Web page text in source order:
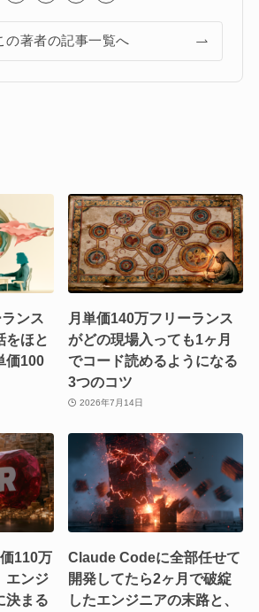
の著者の記事一覧へ
ンス
をほと
価100
月単価140万フリーランス
がどの現場入っても1ヶ月
でコード読めるようになる
3つのコツ
2026年7月14日
110万
エンジ
決まる
Claude Codeに全部任せて
開発してたら2ヶ月で破綻
したエンジニアの末路と、